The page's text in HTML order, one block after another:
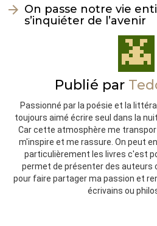
On passe notre vie
s’inquiéter de l’avenir
Publié par
Passionné par la poésie et la
toujours aimé écrire seul dans la
Car cette atmosphère me
m'inspire et me rassure. On peut
particulièrement les livres c'est
permet de présenter des auteurs
pour faire partager ma passion et
écrivains ou